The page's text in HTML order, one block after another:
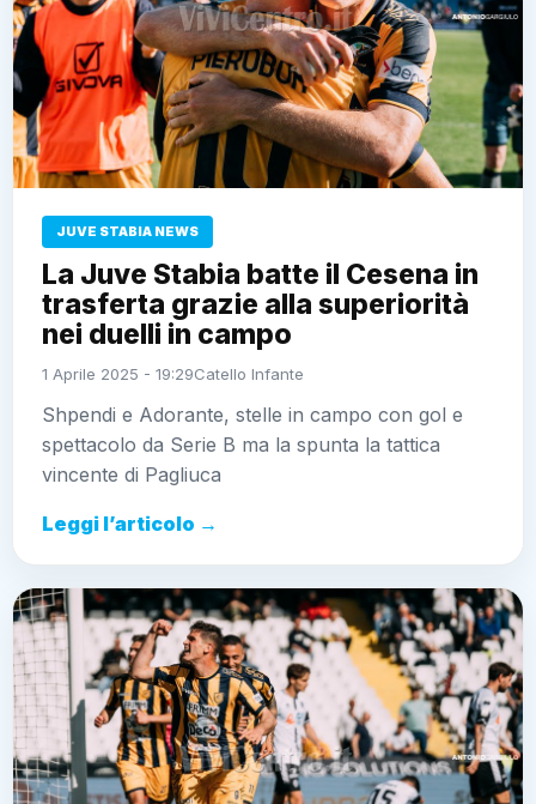
JUVE STABIA NEWS
La Juve Stabia batte il Cesena in
trasferta grazie alla superiorità
nei duelli in campo
1 Aprile 2025 - 19:29Catello Infante
Shpendi e Adorante, stelle in campo con gol e
spettacolo da Serie B ma la spunta la tattica
vincente di Pagliuca
Leggi l’articolo →